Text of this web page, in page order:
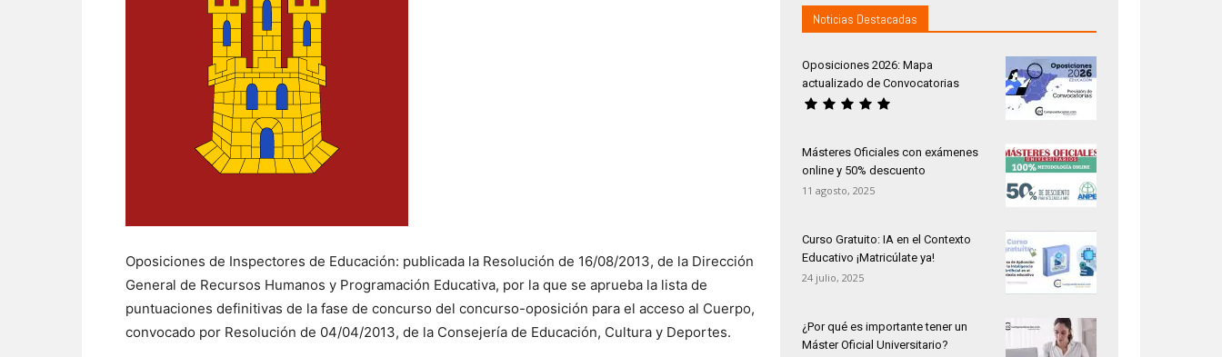
Oposiciones de Inspectores de Educación: publicada la Resolución de 16/08/2013, de la Dirección
General de Recursos Humanos y Programación Educativa, por la que se aprueba la lista de
puntuaciones definitivas de la fase de concurso del concurso-oposición para el acceso al Cuerpo,
convocado por Resolución de 04/04/2013, de la Consejería de Educación, Cultura y Deportes.
Noticias Destacadas
Oposiciones 2026: Mapa
actualizado de Convocatorias
Másteres Oficiales con exámenes
online y 50% descuento
11 agosto, 2025
Curso Gratuito: IA en el Contexto
Educativo ¡Matricúlate ya!
24 julio, 2025
¿Por qué es importante tener un
Máster Oficial Universitario?